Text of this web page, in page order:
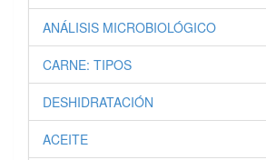
ANÁLISIS MICROBIOLÓGICO
CARNE: TIPOS
DESHIDRATACIÓN
ACEITE